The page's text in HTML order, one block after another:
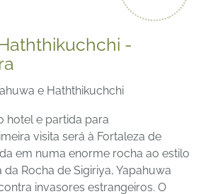
-
e Haththikuchchi
hotel e partida para
visita será à Fortaleza de
em numa enorme rocha ao estilo
Rocha de Sigiriya, Yapahuwa
invasores estrangeiros. O